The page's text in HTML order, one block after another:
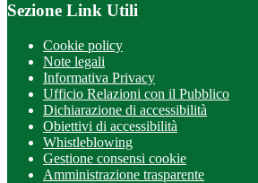
Sezione Link Utili
Cookie policy
Note legali
Informativa Privacy
Ufficio Relazioni con il Pubblico
Dichiarazione di accessibilità
Obiettivi di accessibilità
Whistleblowing
Gestione consensi cookie
Amministrazione trasparente